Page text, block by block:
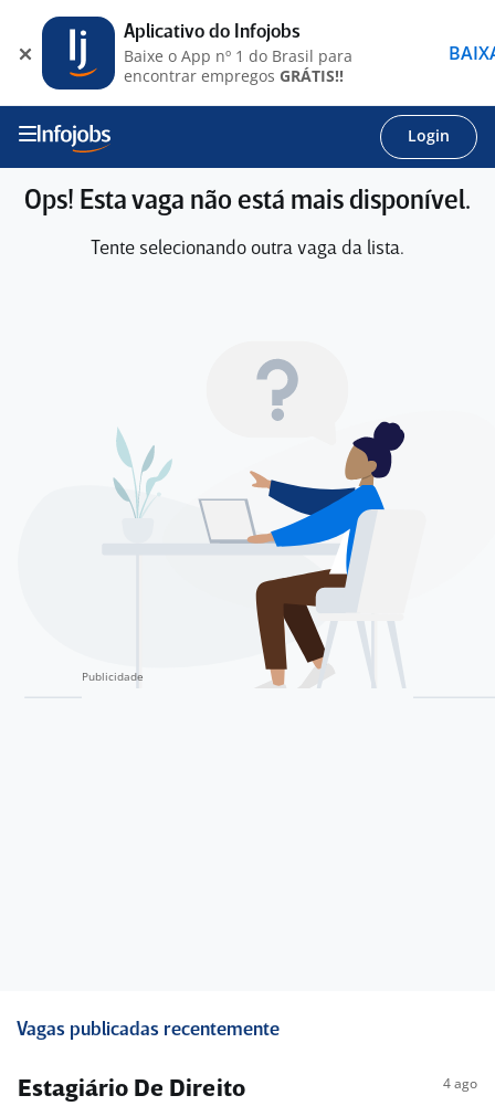
Login
Ops! Esta vaga não está mais disponível.
Tente selecionando outra vaga da lista.
Vagas publicadas recentemente
Estagiário De Direito 4 ago
Aplicativo do Infojobs
Baixe o App nº 1 do Brasil para
encontrar empregos GRÁTIS!!